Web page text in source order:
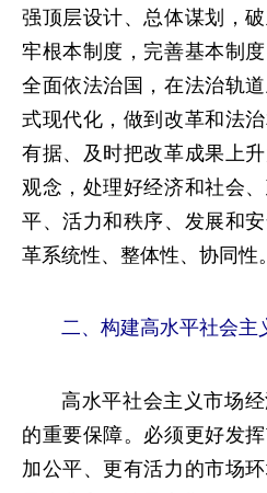
强顶层设计、总体谋划，
牢根本制度，完善基本制
全面依法治国，在法治轨
式现代化，做到改革和法
有据、及时把改革成果上
观念，处理好经济和社会
平、活力和秩序、发展和
革系统性、整体性、协同性。
二、构建高水平社会主
高水平社会主义市场
的重要保障。必须更好发
加公平、更有活力的市场